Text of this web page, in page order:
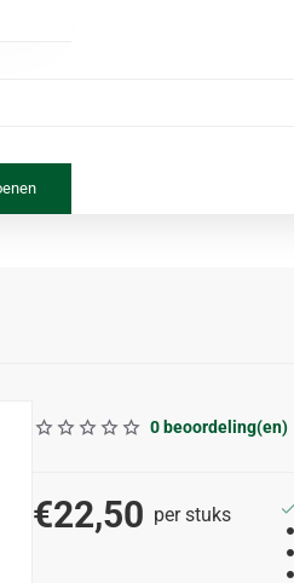
0 beoordeling(en)
€22,50 per stuks